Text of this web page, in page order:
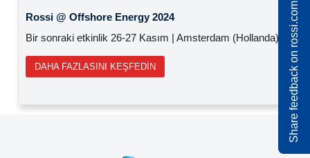
Rossi @ Offshore Energy 2024
Bir sonraki etkinlik 26-27 Kasım | Amsterdam (Hollanda)
DAHA FAZLASINI KEŞFEDIN Share feedback on rossi.com